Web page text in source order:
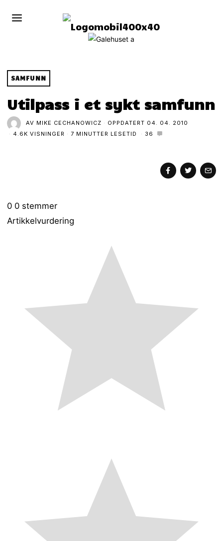
SAMFUNN
Utilpass i et sykt samfunn
AV MIKE CECHANOWICZ OPPDATERT 04. 04. 2010
4.6K VISNINGER
7 MINUTTER LESETID 36
0 0 stemmer
Artikkelvurdering